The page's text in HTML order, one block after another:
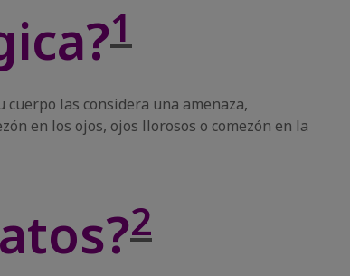
1
las considera una amenaza,
en los ojos, ojos llorosos o comezón en la
2